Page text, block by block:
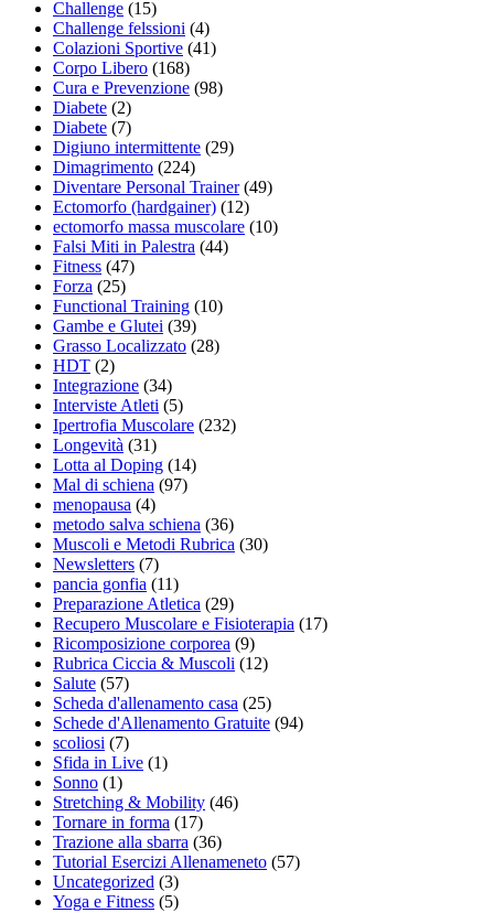
Challenge (15)
Challenge felssioni (4)
Colazioni Sportive (41)
Corpo Libero (168)
Cura e Prevenzione (98)
Diabete (2)
Diabete (7)
Digiuno intermittente (29)
Dimagrimento (224)
Diventare Personal Trainer(49)
Ectomorfo (hardgainer) (12)
ectomorfo massa muscolare (10)
Falsi Miti in Palestra (44)
Fitness (47)
Forza (25)
Functional Training (10)
Gambe e Glutei (39)
Grasso Localizzato (28)
HDT (2)
Integrazione (34)
Interviste Atleti (5)
Ipertrofia Muscolare (232)
Longevità (31)
Lotta al Doping (14)
Mal di schiena (97)
menopausa (4)
metodo salva schiena (36)
Muscoli e Metodi Rubrica (30)
Newsletters (7)
pancia gonfia (11)
Preparazione Atletica (29)
Recupero Muscolare e Fisioterapia (17)
Ricomposizione corporea (9)
Rubrica Ciccia & Muscoli (12)
Salute (57)
Scheda d'allenamento casa (25)
Schede d'Allenamento Gratuite (94)
scoliosi (7)
Sfida in Live (1)
Sonno (1)
Stretching & Mobility (46)
Tornare in forma (17)
Trazione alla sbarra (36)
Tutorial Esercizi Allenameneto (57)
Uncategorized (3)
Yoga e Fitness (5)